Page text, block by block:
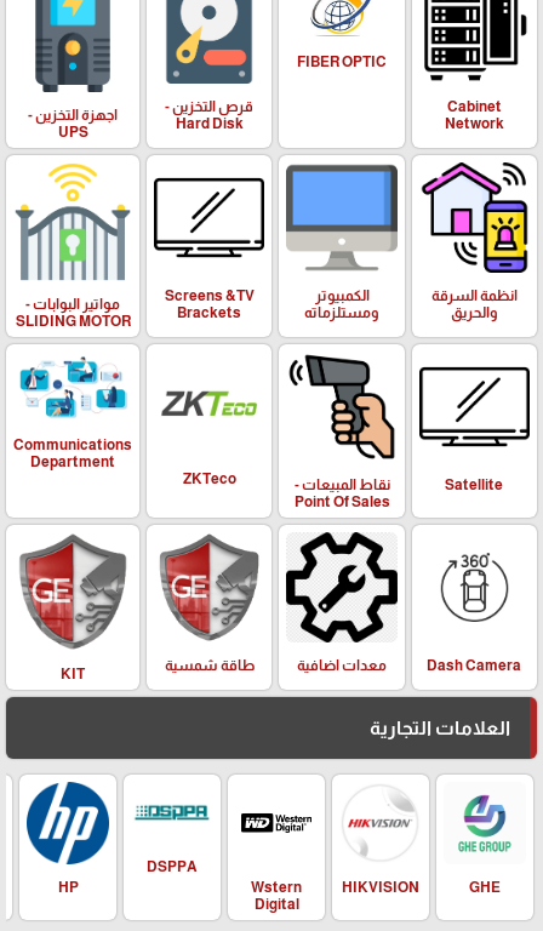
Cabinet
Network
FIBER OPTIC
قرص التخزين -
Hard Disk
اجهزة التخزين -
UPS
انظمة السرقة
والحريق
الكمبيوتر
ومستلزماته
Screens &TV
Brackets
مواتير البوابات -
SLIDING MOTOR
Satellite
نقاط المبيعات -
Point Of Sales
ZKTeco
Communications
Department
Dash Camera معدات اضافية طاقة شمسية KIT
العلامات التجارية
GHE
HIKVISION
Wstern
Digital
DSPPA
HP